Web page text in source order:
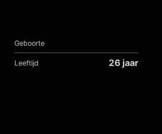
Geboorte
Leeftijd 26 jaar